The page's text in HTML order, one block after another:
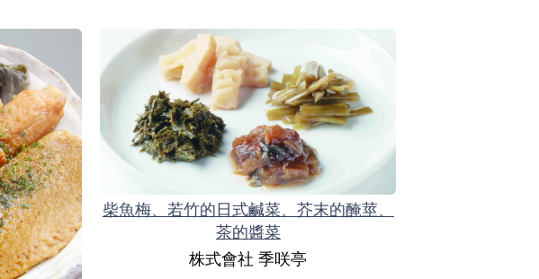
柴魚梅、若竹的日式鹹菜、芥末的醃莖、
茶的醬菜
株式會社 季咲亭